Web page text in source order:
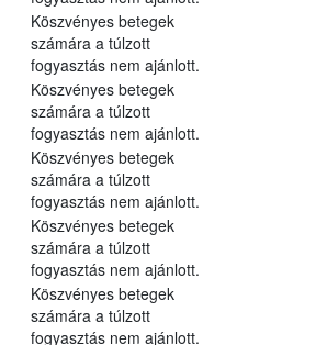
Köszvényes betegek
számára a túlzott
fogyasztás nem ajánlott.
Köszvényes betegek
számára a túlzott
fogyasztás nem ajánlott.
Köszvényes betegek
számára a túlzott
fogyasztás nem ajánlott.
Köszvényes betegek
számára a túlzott
fogyasztás nem ajánlott.
Köszvényes betegek
számára a túlzott
fogyasztás nem ajánlott.